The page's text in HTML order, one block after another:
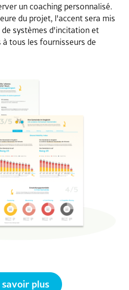
un coaching personnalisé.
du projet, l'accent sera mis
systèmes d'incitation et
tous les fournisseurs de
savoir plus